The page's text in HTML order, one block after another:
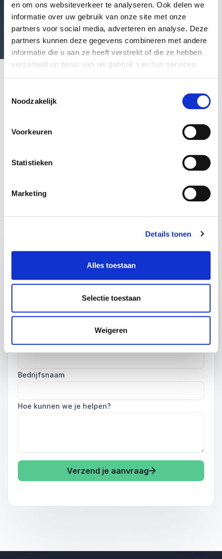
en om ons websiteverkeer te analyseren. Ook delen we
informatie over uw gebruik van onze site met onze
partners voor social media, adverteren en analyse. Deze
partners kunnen deze gegevens combineren met andere
informatie die u aan ze heeft verstrekt of die ze hebben
verzameld op basis van uw gebruik van hun services.
Noodzakelijk
Voorkeuren
Statistieken
Marketing
Details tonen
Alles toestaan
Selectie toestaan
Weigeren
Wij staan klaar om te helpen
Vrijblijvend advies voor het kiezen
van de beste spreker of
dagvoorzitter
Naam*
Email*
Telefoon
Bedrijfsnaam
Hoe kunnen we je helpen?
Verzend je aanvraag